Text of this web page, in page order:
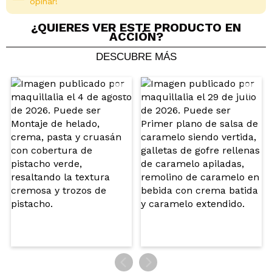
Compartir un vídeo o una foto
Tu vídeo podría ser el primero. Imagínatelo...
¿Recomendarías su compra? Si No
5/5
ENVIAR
¿QUIERES VER ESTE PRODUCTO EN
ACCIÓN?
DESCUBRE MÁS